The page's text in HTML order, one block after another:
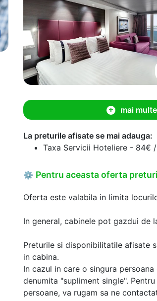
mai
La preturile afisate se mai adauga:
Taxa Servicii Hoteliere - 84€
⚙ Pentru aceasta oferta
Oferta este valabila in limita
In general, cabinele pot gazdui de
Preturile si disponibilitatile afisate
in cabina.
In cazul in care o singura
denumita "supliment single".
persoane, va rugam sa ne